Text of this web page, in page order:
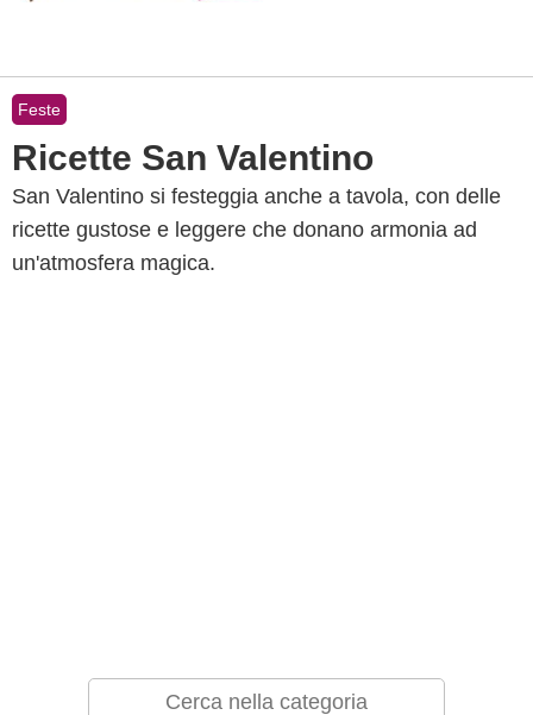
Feste
Ricette San Valentino
San Valentino si festeggia anche a tavola, con delle
ricette gustose e leggere che donano armonia ad
un'atmosfera magica.